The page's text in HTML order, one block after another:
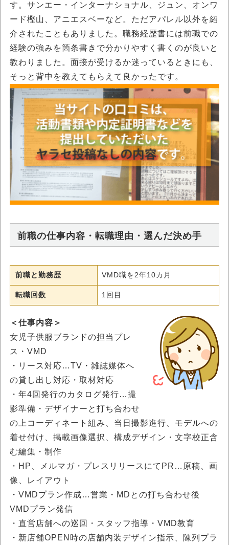
す。サンエー・インターナショナル、ジュン、オンワ
ード樫山、アニエスベーなど。ただアパレル以外を紹
介されたこともありました。職務経歴書には前職での
経験の強みを箇条書きで分かりやすく書くのが良いと
教わりました。面接が受けるか迷っているときにも、
そっと背中を教えてもらえて良かったです。
前職の仕事内容・転職理由・選んだ決め手
前職と勤務歴 VMD職を2年10カ月
転職回数 1回目
＜仕事内容＞
女児子供服ブランドの担当プレ
ス・VMD
・リース対応…TV・雑誌媒体へ
の貸し出し対応・取材対応
・年4回発行のカタログ発行…撮
影準備・デザイナーと打ち合わせ
の上コーディネート組み、当日撮影進行、モデルへの
着せ付け、掲載画像選択、構成デザイン・文字校正含
む編集・制作
・HP、メルマガ・プレスリリースにてPR…原稿、画
像、レイアウト
・VMDプラン作成…営業・MDとの打ち合わせ後
VMDプラン発信
・直営店舗への巡回・スタッフ指導・VMD教育
・新店舗OPEN時の店舗内装デザイン指示、陳列プラ